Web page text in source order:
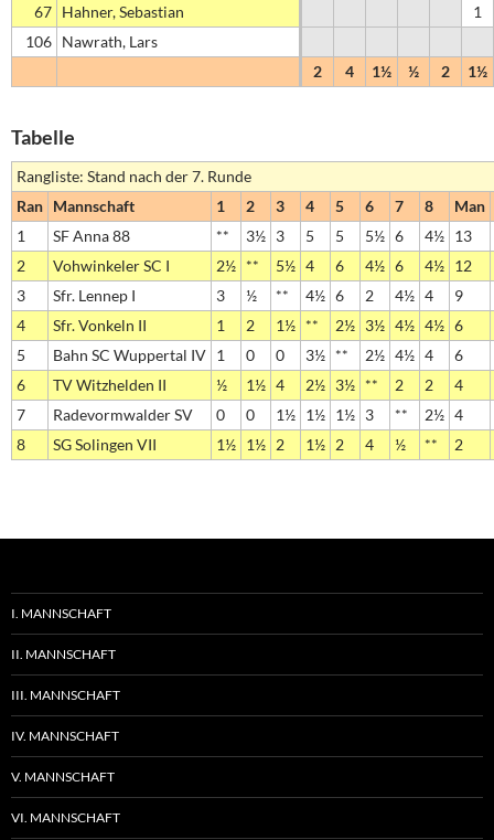
67 Hahner, Sebastian
1
106 Nawrath, Lars
2
4 1½ ½ 2 1½
Tabelle
Rangliste: Stand nach der 7. Runde
Ran Mannschaft 1 2 3 4 5 6 7 8
Man
1
SF Anna 88 ** 3½ 3 5 5 5½ 6 4½ 13
2
Vohwinkeler SC I 2½ ** 5½ 4 6 4½ 6 4½ 12
3
Sfr. Lennep I 3 ½ ** 4½ 6 2 4½ 4
9
4
Sfr. Vonkeln II 1 2 1½ ** 2½ 3½ 4½ 4½ 6
5
Bahn SC Wuppertal IV 1 0 0 3½ ** 2½ 4½ 4
6
6
TV Witzhelden II ½ 1½ 4 2½ 3½ ** 2 2
4
7
Radevormwalder SV 0 0 1½ 1½ 1½ 3 ** 2½ 4
8
SG Solingen VII 1½ 1½ 2 1½ 2 4 ½ ** 2
I. MANNSCHAFT
II. MANNSCHAFT
III. MANNSCHAFT
IV. MANNSCHAFT
V. MANNSCHAFT
VI. MANNSCHAFT